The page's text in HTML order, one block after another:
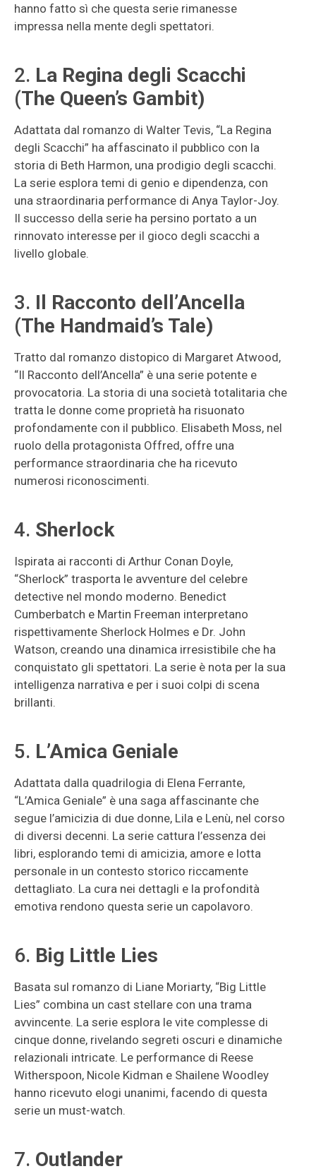
hanno fatto sì che questa serie rimanesse
impressa nella mente degli spettatori.
2. La Regina degli Scacchi
(The Queen’s Gambit)
Adattata dal romanzo di Walter Tevis, “La Regina
degli Scacchi” ha affascinato il pubblico con la
storia di Beth Harmon, una prodigio degli scacchi.
La serie esplora temi di genio e dipendenza, con
una straordinaria performance di Anya Taylor-Joy.
Il successo della serie ha persino portato a un
rinnovato interesse per il gioco degli scacchi a
livello globale.
3. Il Racconto dell’Ancella
(The Handmaid’s Tale)
Tratto dal romanzo distopico di Margaret Atwood,
“Il Racconto dell’Ancella” è una serie potente e
provocatoria. La storia di una società totalitaria che
tratta le donne come proprietà ha risuonato
profondamente con il pubblico. Elisabeth Moss, nel
ruolo della protagonista Offred, offre una
performance straordinaria che ha ricevuto
numerosi riconoscimenti.
4. Sherlock
Ispirata ai racconti di Arthur Conan Doyle,
“Sherlock” trasporta le avventure del celebre
detective nel mondo moderno. Benedict
Cumberbatch e Martin Freeman interpretano
rispettivamente Sherlock Holmes e Dr. John
Watson, creando una dinamica irresistibile che ha
conquistato gli spettatori. La serie è nota per la sua
intelligenza narrativa e per i suoi colpi di scena
brillanti.
5. L’Amica Geniale
Adattata dalla quadrilogia di Elena Ferrante,
“L’Amica Geniale” è una saga affascinante che
segue l’amicizia di due donne, Lila e Lenù, nel corso
di diversi decenni. La serie cattura l’essenza dei
libri, esplorando temi di amicizia, amore e lotta
personale in un contesto storico riccamente
dettagliato. La cura nei dettagli e la profondità
emotiva rendono questa serie un capolavoro.
6. Big Little Lies
Basata sul romanzo di Liane Moriarty, “Big Little
Lies” combina un cast stellare con una trama
avvincente. La serie esplora le vite complesse di
cinque donne, rivelando segreti oscuri e dinamiche
relazionali intricate. Le performance di Reese
Witherspoon, Nicole Kidman e Shailene Woodley
hanno ricevuto elogi unanimi, facendo di questa
serie un must-watch.
7. Outlander